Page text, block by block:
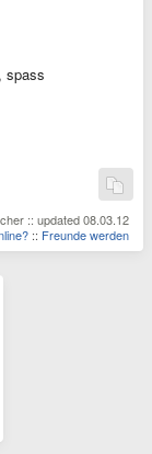
spass
:: updated 08.03.12
:: Freunde werden